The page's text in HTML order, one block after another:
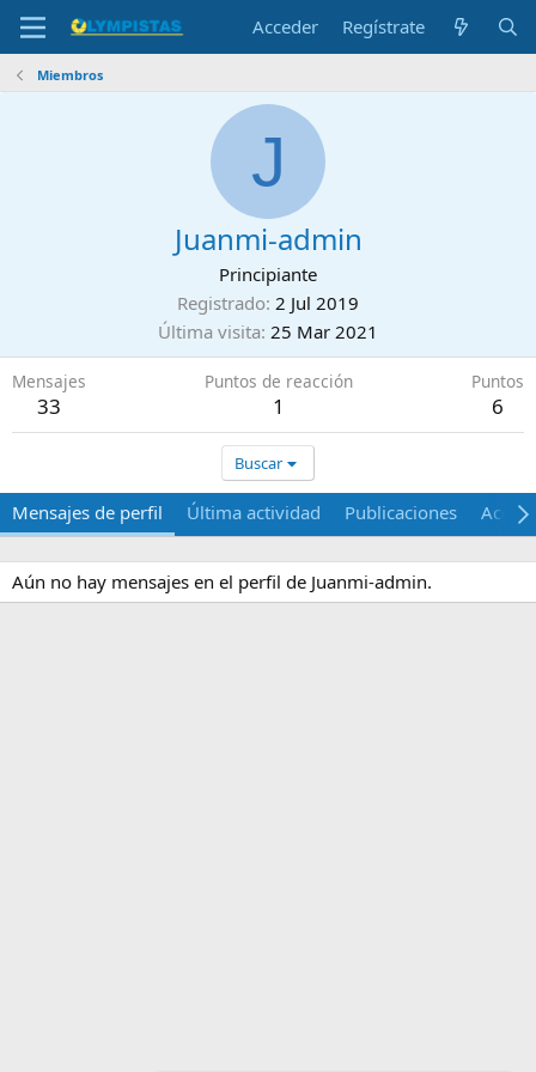
Acceder Regístrate
Miembros
J
Juanmi-admin
Principiante
Registrado 2 Jul 2019
Última visita 25 Mar 2021
Mensajes
33
Puntos de reacción
1
Puntos
6
Buscar
Mensajes de perfil Última actividad Publicaciones Acerca
Aún no hay mensajes en el perfil de Juanmi-admin.